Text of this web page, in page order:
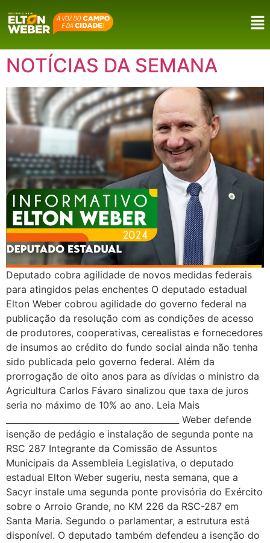
NOTÍCIAS DA SEMANA
Deputado cobra agilidade de novos medidas federais
para atingidos pelas enchentes O deputado estadual
Elton Weber cobrou agilidade do governo federal na
publicação da resolução com as condições de acesso
de produtores, cooperativas, cerealistas e fornecedores
de insumos ao crédito do fundo social ainda não tenha
sido publicada pelo governo federal. Além da
prorrogação de oito anos para as dívidas o ministro da
Agricultura Carlos Fávaro sinalizou que taxa de juros
seria no máximo de 10% ao ano. Leia Mais
_________________________________________ Weber defende
isenção de pedágio e instalação de segunda ponte na
RSC 287 Integrante da Comissão de Assuntos
Municipais da Assembleia Legislativa, o deputado
estadual Elton Weber sugeriu, nesta semana, que a
Sacyr instale uma segunda ponte provisória do Exército
sobre o Arroio Grande, no KM 226 da RSC-287 em
Santa Maria. Segundo o parlamentar, a estrutura está
disponível. O deputado também defendeu a isenção do